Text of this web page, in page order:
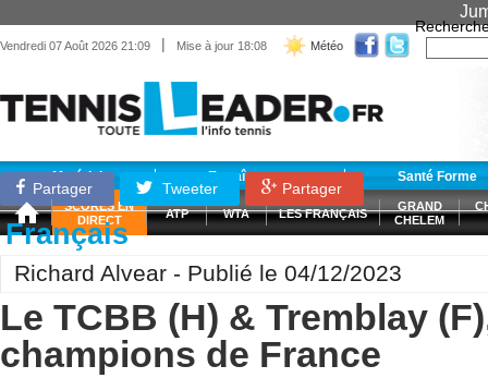
Vendredi 07 Août 2026 21:09 | Mise à jour 18:08 Météo
Matériel Entraînement Santé Forme
SCORES EN
DIRECT
ATP WTA LES FRANÇAIS
GRAND
CHELEM
Partager Tweeter Partager
Français
Richard Alvear - Publié le 04/12/2023
Le TCBB (H) & Tremblay
champions de France